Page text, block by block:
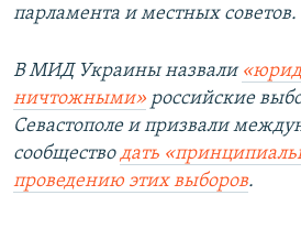
парламента и местных советов.
В МИД Украины назвали
ничтожными» российские
Севастополе и призвали
сообществодать
проведению этих выборов.